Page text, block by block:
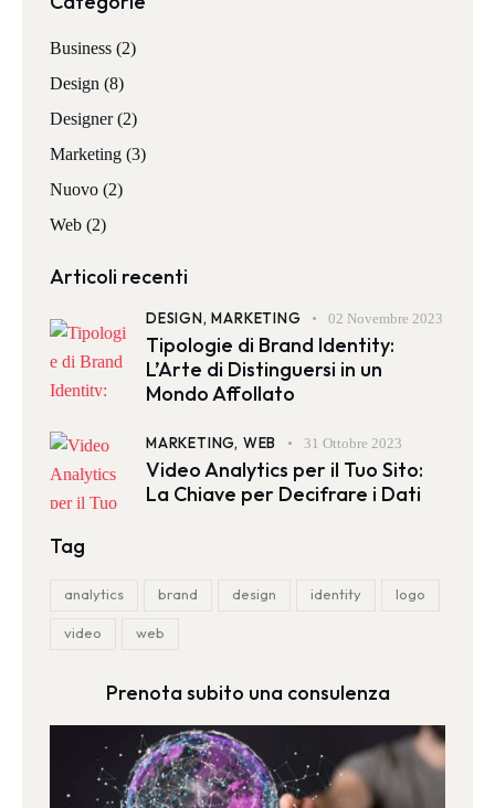
Business (2)
Design (8)
Designer(2)
Marketing (3)
Nuovo (2)
Web (2)
Articoli recenti
DESIGN,MARKETING 02 Novembre 2023
Tipologie di Brand Identity:
L’Arte di Distinguersi in un
Mondo Affollato
MARKETING, WEB 31 Ottobre 2023
Video Analytics per il Tuo Sito:
La Chiave per Decifrare i Dati
Tag
analytics brand design identity logo
video web
Prenota subito una consulenza